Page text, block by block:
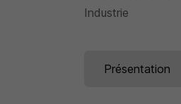
Industrie
Présentation